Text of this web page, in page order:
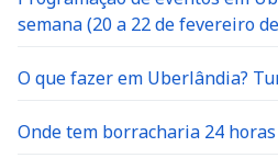
semana (20 a 22 de fevereiro
O que fazer em Uberlândia?
Onde tem borracharia 24